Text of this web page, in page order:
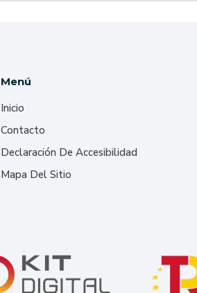
Menú
Inicio
Contacto
Declaración De Accesibilidad
Mapa Del Sitio